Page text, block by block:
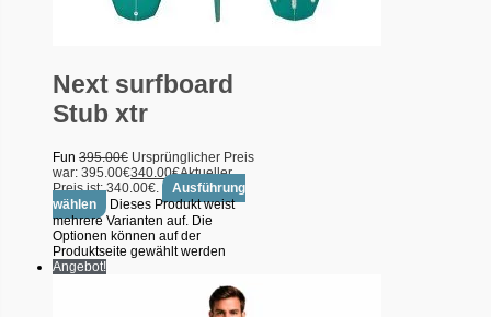
Next surfboard
Stub xtr
Fun 395.00€ Ursprünglicher Preis
war: 395.00€340.00€Aktueller
Preis ist: 340.00€.
Ausführung
wählen
Dieses Produkt weist
mehrere Varianten auf. Die
Optionen können auf der
Produktseite gewählt werden
Angebot!